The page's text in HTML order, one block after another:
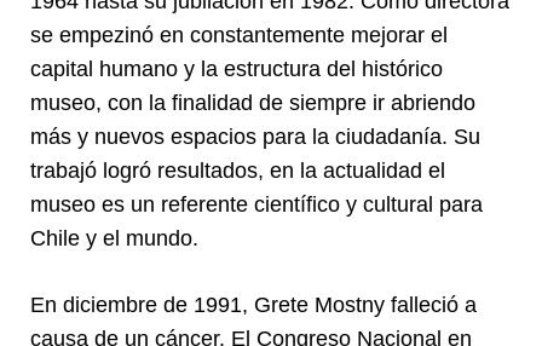
se empezinó en constantemente mejorar el
capital humano y la estructura del histórico
museo, con la finalidad de siempre ir abriendo
más y nuevos espacios para la ciudadanía. Su
trabajó logró resultados, en la actualidad el
museo es un referente científico y cultural para
Chile y el mundo.
En diciembre de 1991, Grete Mostny falleció a
causa de un cáncer. El Congreso Nacional en